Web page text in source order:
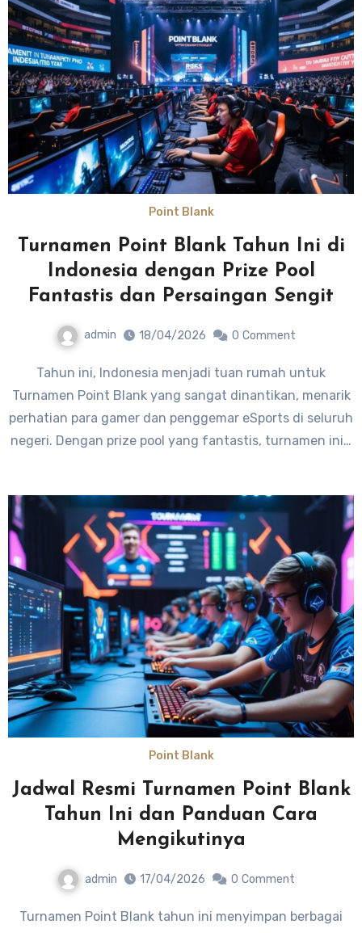
Point Blank
Turnamen Point Blank Tahun Ini di
Indonesia dengan Prize Pool
Fantastis dan Persaingan Sengit
admin 18/04/2026 0 Comment
Tahun ini, Indonesia menjadi tuan rumah untuk
Turnamen Point Blank yang sangat dinantikan, menarik
perhatian para gamer dan penggemar eSports di seluruh
negeri. Dengan prize pool yang fantastis, turnamen ini…
Point Blank
Jadwal Resmi Turnamen Point Blank
Tahun Ini dan Panduan Cara
Mengikutinya
admin 17/04/2026 0 Comment
Turnamen Point Blank tahun ini menyimpan berbagai